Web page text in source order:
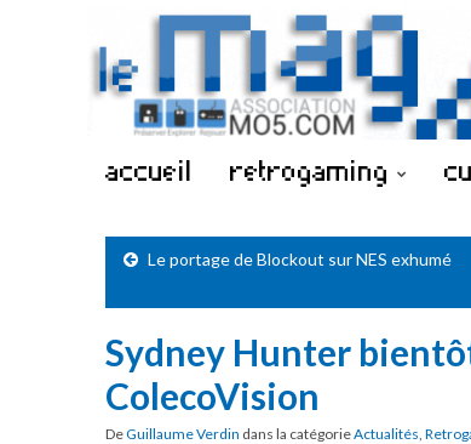
accueil retrogaming
Le portage de Blockout sur NES exhumé
Sydney Hunter
ColecoVision
DeGuillaume Verdin dans la catégorieActualités,